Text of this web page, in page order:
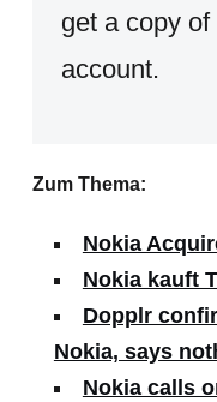
get a copy
account.
Zum Thema:
Nokia
Nokia kauft
Dopplr
Nokia, says
Nokia calls